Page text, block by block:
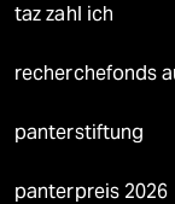
taz zahl ich
recherchefonds
panterstiftung
panterpreis 2026